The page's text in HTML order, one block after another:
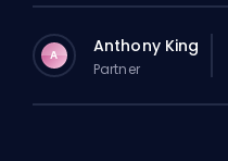
A Anthony King
Partner